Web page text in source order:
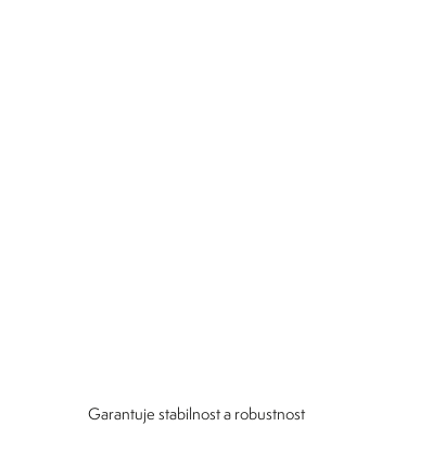
Garantuje stabilnost a robustnost